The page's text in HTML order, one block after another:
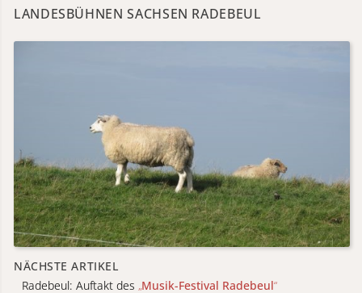
LANDESBÜHNEN SACHSEN RADEBEUL
NÄCHSTE ARTIKEL
Radebeul: Auftakt des „Musik-Festival Radebeul“